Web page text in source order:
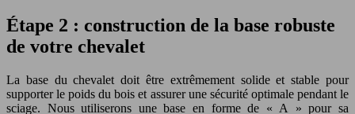
Étape 2 : construction de la base robuste
de votre chevalet
La base du chevalet doit être extrêmement solide et stable pour
supporter le poids du bois et assurer une sécurité optimale pendant le
sciage. Nous utiliserons une base en forme de « A » pour sa